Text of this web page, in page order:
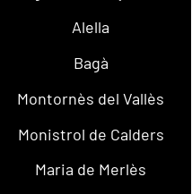
Alella
Bagà
Montornès del Vallès
Monistrol de Calders
Maria de Merlès